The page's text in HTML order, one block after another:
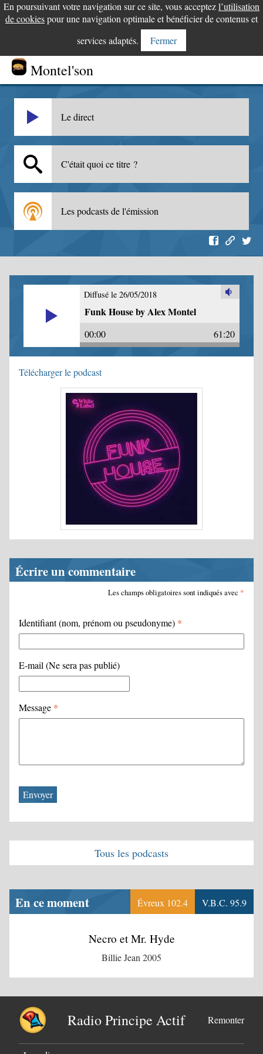
En poursuivant votre navigation sur ce site, vous acceptezl’utilisation
de cookiespour une navigation optimale et bénéficier de contenus et
services adaptés.
Fermer
Montel'son
Le direct
C'était quoi ce titre ?
Les podcasts de l'émission
Diffusé le 26/05/2018
Funk House by Alex Montel
00:00 61:20
Télécharger le podcast
Écrire un commentaire
Les champs obligatoires sont indiqués avec *
Identifiant (nom, prénom ou pseudonyme) *
E-mail (Ne sera pas publié)
Message *
Tous les podcasts
En ce moment Évreux 102.4 V.B.C. 95.9
Necro et Mr. Hyde
Billie Jean 2005
Radio Principe Actif Remonter